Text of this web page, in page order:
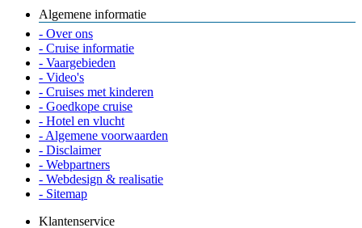
Algemene informatie
- Over ons
- Cruise informatie
- Vaargebieden
- Video's
- Cruises met kinderen
- Goedkope cruise
- Hotel en vlucht
- Algemene voorwaarden
- Disclaimer
- Webpartners
- Webdesign & realisatie
- Sitemap
Klantenservice